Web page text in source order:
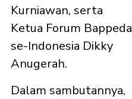
Kurniawan, serta
Ketua Forum Bappeda
se-Indonesia Dikky
Anugerah.
Dalam sambutannya,